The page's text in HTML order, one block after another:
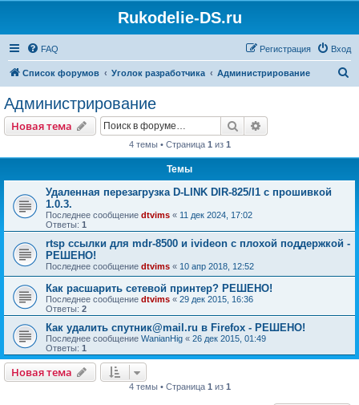
Rukodelie-DS.ru
FAQ Вход
Регистрация
Список форумов Уголок разработчика Администрирование
Администрирование
Новая тема Поиск
4 темы • Страница 1 из 1
Темы
Удаленная перезагрузка D-LINK DIR-825/I1 с прошивкой
1.0.3.
Последнее сообщение dtvims « 11 дек 2024, 17:02
Ответы: 1
rtsp ссылки для mdr-8500 и ivideon с плохой поддержкой -
РЕШЕНО!
Последнее сообщение dtvims « 10 апр 2018, 12:52
Как расшарить сетевой принтер? РЕШЕНО!
Последнее сообщение dtvims « 29 дек 2015, 16:36
Ответы: 2
Как удалить спутник@mail.ru в Firefox - РЕШЕНО!
Последнее сообщение WanianHig « 26 дек 2015, 01:49
Ответы: 1
Новая тема
4 темы • Страница 1 из 1